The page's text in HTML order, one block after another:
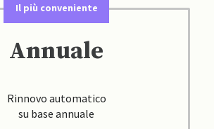
Il più conveniente
Annuale
Rinnovo automatico
su base annuale